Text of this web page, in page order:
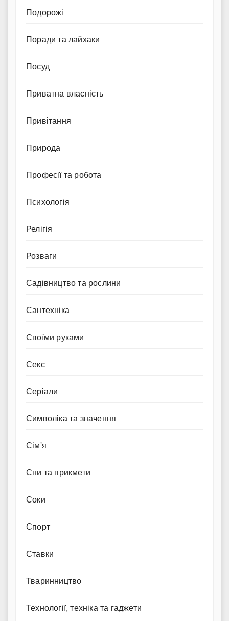
Подорожі
Поради та лайхаки
Посуд
Приватна власність
Привітання
Природа
Професії та робота
Психологія
Релігія
Розваги
Садівництво та рослини
Сантехніка
Своїми руками
Секс
Серіали
Символіка та значення
Сім'я
Сни та прикмети
Соки
Спорт
Ставки
Тваринництво
Технології, техніка та гаджети